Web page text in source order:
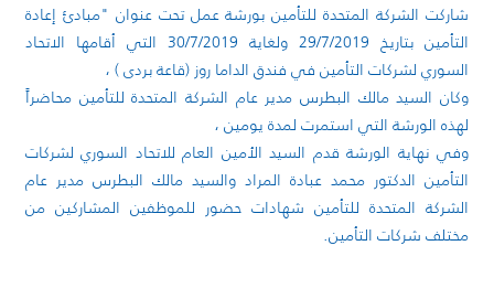
شاركت الشركة المتحدة للتأمين بورشة عمل تحت عنوان "مبادئ إعادة
التأمين بتاريخ 29/7/2019 ولغاية 30/7/2019 التي أقامها الاتحاد
السوري لشركات التأمين في فندق الداما روز (قاعة بردى ) ،
وكان السيد مالك البطرس مدير عام الشركة المتحدة للتأمين محاضراً
لهذه الورشة التي استمرت لمدة يومين ،
وفي نهاية الورشة قدم السيد الأمين العام للاتحاد السوري لشركات
التأمين الدكتور محمد عبادة المراد والسيد مالك البطرس مدير عام
الشركة المتحدة للتأمين شهادات حضور للموظفين المشاركين من
مختلف شركات التأمين.